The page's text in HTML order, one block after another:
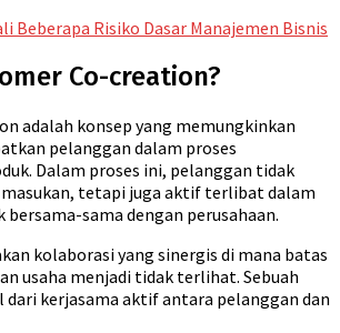
Beberapa Risiko Dasar Manajemen Bisnis
Co-creation?
adalah konsep yang memungkinkan
pelanggan dalam proses
Dalam proses ini, pelanggan tidak
tetapi juga aktif terlibat dalam
sama dengan perusahaan.
kolaborasi yang sinergis di mana batas
usaha menjadi tidak terlihat. Sebuah
dari kerjasama aktif antara pelanggan dan